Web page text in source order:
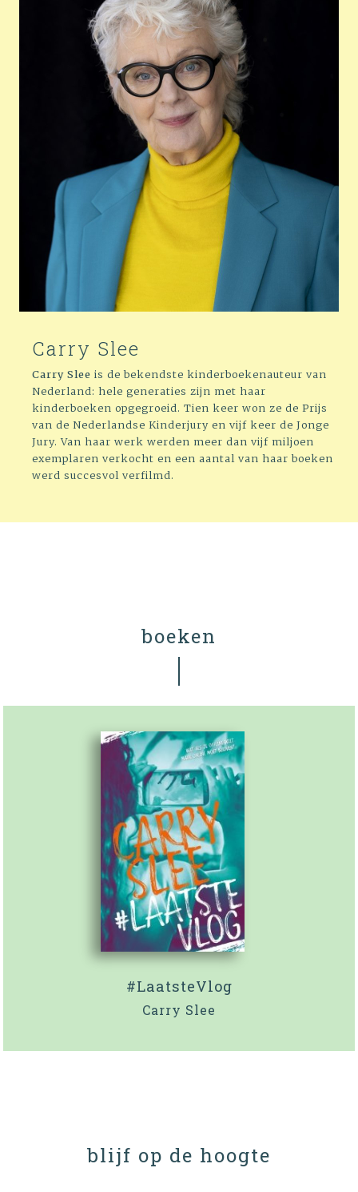
Carry Slee
Carry Slee is de bekendste kinderboekenauteur van
Nederland: hele generaties zijn met haar
kinderboeken opgegroeid. Tien keer won ze de Prijs
van de Nederlandse Kinderjury en vijf keer de Jonge
Jury. Van haar werk werden meer dan vijf miljoen
exemplaren verkocht en een aantal van haar boeken
werd succesvol verfilmd.
boeken
#LaatsteVlog
Carry Slee
blijf op de hoogte